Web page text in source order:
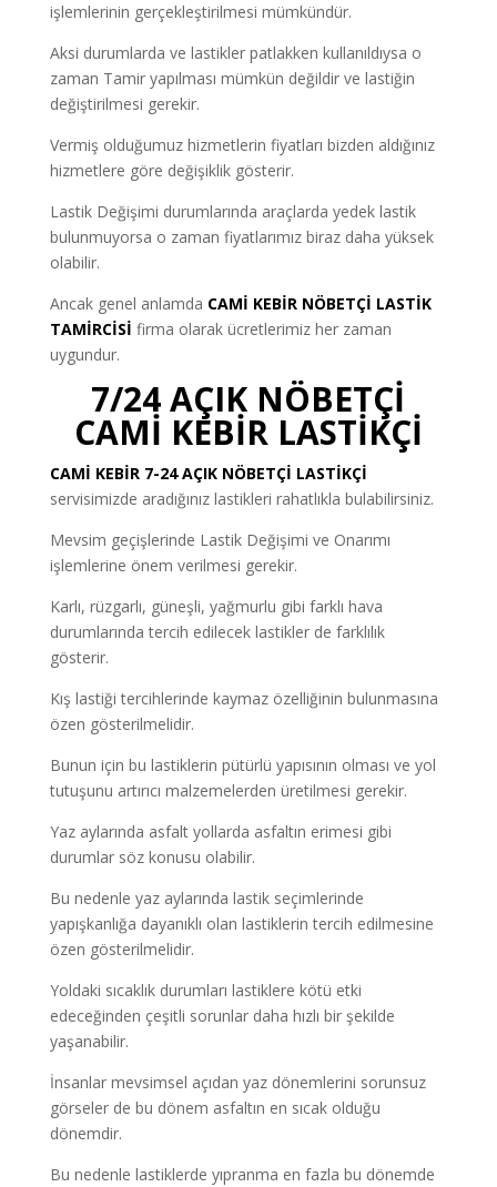
işlemlerinin gerçekleştirilmesi mümkündür.
Aksi durumlarda ve lastikler patlakken kullanıldıysa o
zaman Tamir yapılması mümkün değildir ve lastiğin
değiştirilmesi gerekir.
Vermiş olduğumuz hizmetlerin fiyatları bizden aldığınız
hizmetlere göre değişiklik gösterir.
Lastik Değişimi durumlarında araçlarda yedek lastik
bulunmuyorsa o zaman fiyatlarımız biraz daha yüksek
olabilir.
Ancak genel anlamda CAMİ KEBİR NÖBETÇİ LASTİK
TAMİRCİSİ firma olarak ücretlerimiz her zaman
uygundur.
7/24 AÇIK NÖBETÇİ
CAMİ KEBİR LASTİKÇİ
CAMİ KEBİR 7-24 AÇIK NÖBETÇİ LASTİKÇİ
servisimizde aradığınız lastikleri rahatlıkla bulabilirsiniz.
Mevsim geçişlerinde Lastik Değişimi ve Onarımı
işlemlerine önem verilmesi gerekir.
Karlı, rüzgarlı, güneşli, yağmurlu gibi farklı hava
durumlarında tercih edilecek lastikler de farklılık
gösterir.
Kış lastiği tercihlerinde kaymaz özelliğinin bulunmasına
özen gösterilmelidir.
Bunun için bu lastiklerin pütürlü yapısının olması ve yol
tutuşunu artırıcı malzemelerden üretilmesi gerekir.
Yaz aylarında asfalt yollarda asfaltın erimesi gibi
durumlar söz konusu olabilir.
Bu nedenle yaz aylarında lastik seçimlerinde
yapışkanlığa dayanıklı olan lastiklerin tercih edilmesine
özen gösterilmelidir.
Yoldaki sıcaklık durumları lastiklere kötü etki
edeceğinden çeşitli sorunlar daha hızlı bir şekilde
yaşanabilir.
İnsanlar mevsimsel açıdan yaz dönemlerini sorunsuz
görseler de bu dönem asfaltın en sıcak olduğu
dönemdir.
Bu nedenle lastiklerde yıpranma en fazla bu dönemde